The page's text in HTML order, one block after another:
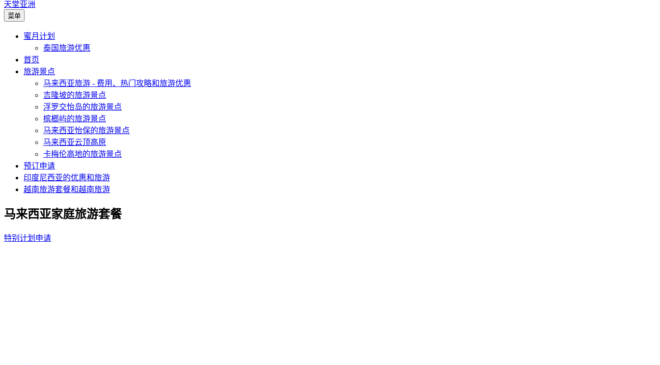
天堂亚洲
菜单
蜜月计划
泰国旅游优惠
首页
旅游景点
马来西亚旅游 - 费用、热门攻略和旅游优惠
吉隆坡的旅游景点
浮罗交怡岛的旅游景点
槟榔屿的旅游景点
马来西亚怡保的旅游景点
马来西亚云顶高原
卡梅伦高地的旅游景点
预订申请
印度尼西亚的优惠和旅游
越南旅游套餐和越南旅游
马来西亚家庭旅游套餐
特别计划申请